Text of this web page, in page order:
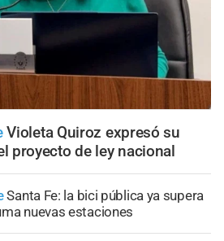
Violeta Quiroz expresó su
proyecto de ley nacional
Santa Fe: la bici pública ya supera
nuevas estaciones